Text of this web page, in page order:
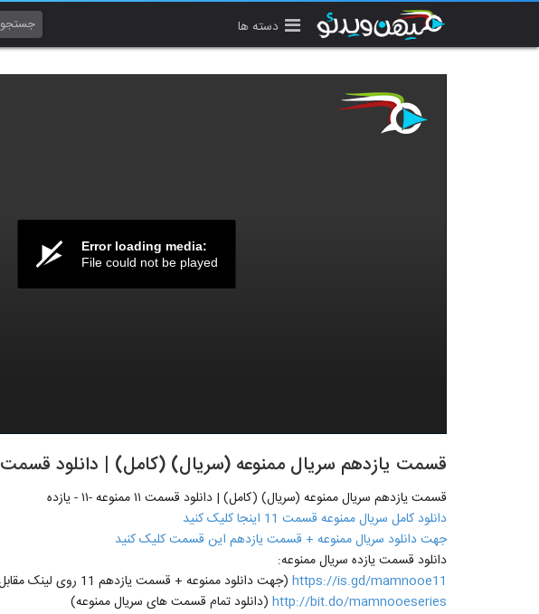
دسته ها
Error loading media:
File could not be played
قسمت یازدهم سریال ممنوعه (سریال) (کامل) | دانلود قسمت ۱۱ ممنوعه -۱۱ - یازده
قسمت یازدهم سریال ممنوعه (سریال) (کامل) | دانلود قسمت ۱۱ ممنوعه -۱۱ - یازده
دانلود کامل سریال ممنوعه قسمت 11 اینجا کلیک کنید
جهت دانلود سریال ممنوعه + قسمت یازدهم این قسمت کلیک کنید
دانلود قسمت یازده سریال ممنوعه:
https://is.gd/mamnooe11 (جهت دانلود ممنوعه + قسمت یازدهم 11 روی لینک مقابل کلیک کنید)
http://bit.do/mamnooeseries (دانلود تمام قسمت های سریال ممنوعه)